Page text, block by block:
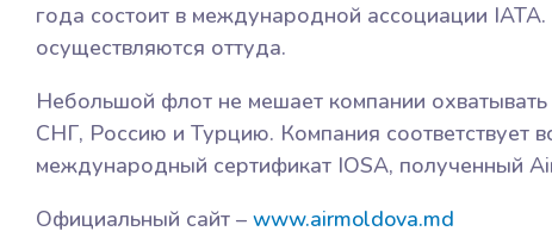
года состоит в международной ассоциации
осуществляются оттуда.
Небольшой флот не мешает компании
СНГ, Россию и Турцию. Компания соответствует
международный сертификат IOSA, полученный
Официальный сайт – www.airmoldova.md